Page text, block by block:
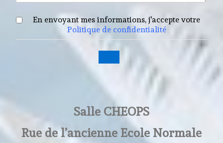
En envoyant mes informations, j'accepte votre
Politique de confidentialité
Salle CHEOPS
Rue de l’ancienne Ecole Normale